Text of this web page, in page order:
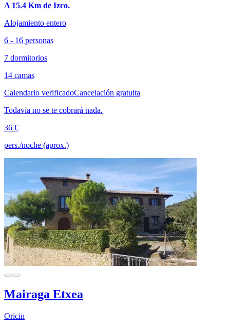
A 15.4 Km de Izco.
Alojamiento entero
6 - 16 personas
7 dormitorios
14 camas
Calendario verificadoCancelación gratuita
Todavía no se te cobrará nada.
36 €
pers./noche (aprox.)
Mairaga Etxea
Oricin